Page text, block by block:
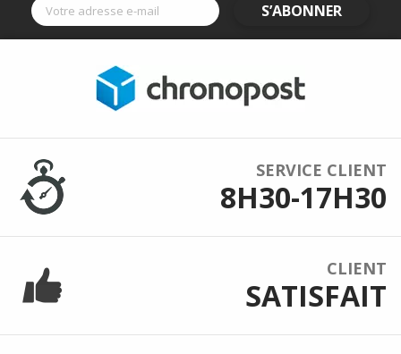
S’ABONNER
SERVICE CLIENT
8H30-17H30
CLIENT
SATISFAIT